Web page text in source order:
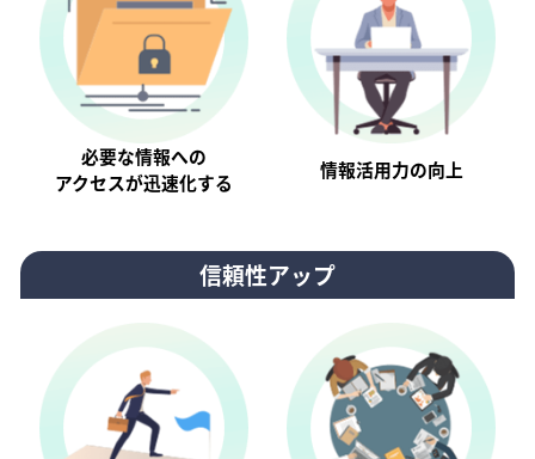
必要な情報への
アクセスが迅速化する
情報活⽤⼒の向上
信頼性アップ